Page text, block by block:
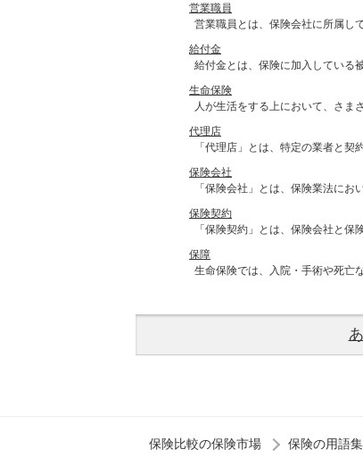
営業職員
営業職員とは、保険会社に所属し
給付金
給付金とは、保険に加入している
生命保険
人が生活をする上において、さま
代理店
「代理店」とは、特定の業者と
保険会社
「保険会社」とは、保険業法に
保険契約
「保険契約」とは、保険会社と
保障
生命保険では、入院・手術や死亡
あ
保険比較の保険市場 保険の用語集